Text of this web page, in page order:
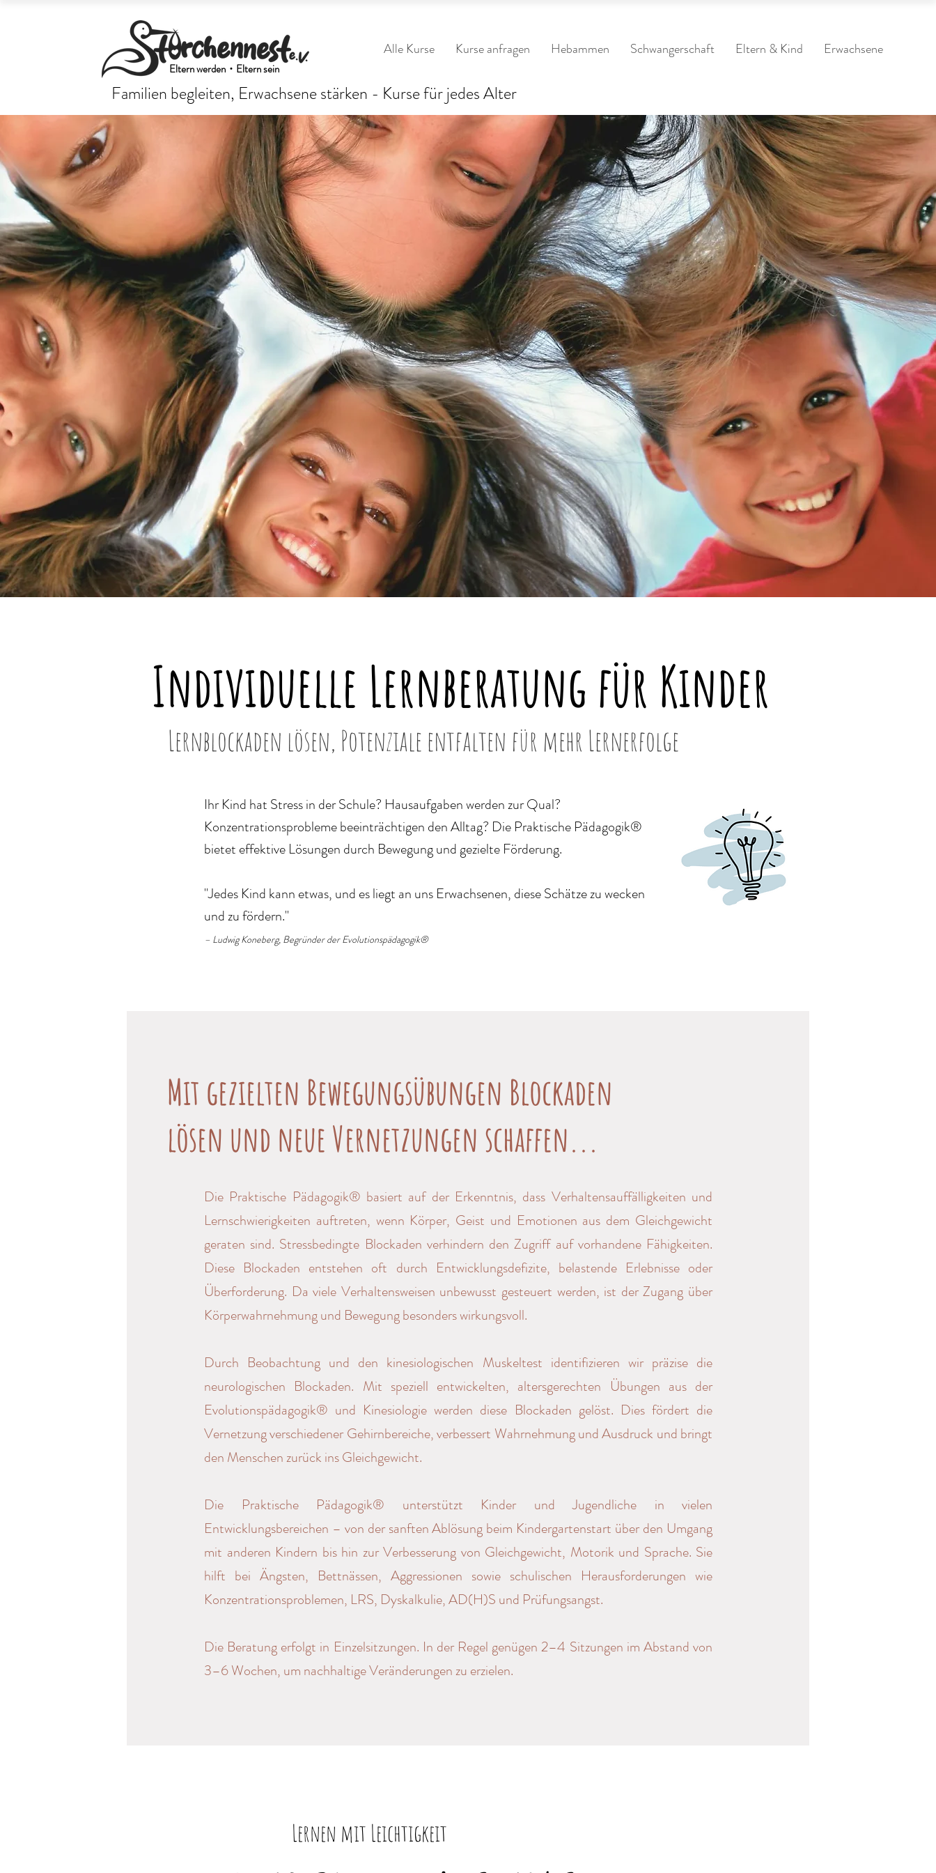
Eltern werden・Eltern sein
Alle Kurse Kurse anfragen Hebammen Schwangerschaft Eltern & Kind Erwachsene
Familien begleiten, Erwachsene stärken - Kurse für jedes Alter
Individuelle Lernberatung für Kinder
Lernblockaden lösen, Potenziale entfalten für mehr Lernerfolge
Ihr Kind hat Stress in der Schule? Hausaufgaben werden zur Qual?
Konzentrationsprobleme beeinträchtigen den Alltag? Die Praktische Pädagogik®
bietet effektive Lösungen durch Bewegung und gezielte Förderung.
"Jedes Kind kann etwas, und es liegt an uns Erwachsenen, diese Schätze zu wecken
und zu fördern."
– Ludwig Koneberg, Begründer der Evolutionspädagogik®
Mit gezielten Bewegungsübungen Blockaden
lösen und neue Vernetzungen schaffen...
Die Praktische Pädagogik® basiert auf der Erkenntnis, dass Verhaltensauffälligkeiten und
Lernschwierigkeiten auftreten, wenn Körper, Geist und Emotionen aus dem Gleichgewicht
geraten sind. Stressbedingte Blockaden verhindern den Zugriff auf vorhandene Fähigkeiten.
Diese Blockaden entstehen oft durch Entwicklungsdefizite, belastende Erlebnisse oder
Überforderung. Da viele Verhaltensweisen unbewusst gesteuert werden, ist der Zugang über
Körperwahrnehmung und Bewegung besonders wirkungsvoll.
Durch Beobachtung und den kinesiologischen Muskeltest identifizieren wir präzise die
neurologischen Blockaden. Mit speziell entwickelten, altersgerechten Übungen aus der
Evolutionspädagogik® und Kinesiologie werden diese Blockaden gelöst. Dies fördert die
Vernetzung verschiedener Gehirnbereiche, verbessert Wahrnehmung und Ausdruck und bringt
den Menschen zurück ins Gleichgewicht.
​Die Praktische Pädagogik® unterstützt Kinder und Jugendliche in vielen
Entwicklungsbereichen – von der sanften Ablösung beim Kindergartenstart über den Umgang
mit anderen Kindern bis hin zur Verbesserung von Gleichgewicht, Motorik und Sprache. Sie
hilft bei Ängsten, Bettnässen, Aggressionen sowie schulischen Herausforderungen wie
Konzentrationsproblemen, LRS, Dyskalkulie, AD(H)S und Prüfungsangst.
Die Beratung erfolgt in Einzelsitzungen. In der Regel genügen 2–4 Sitzungen im Abstand von
3–6 Wochen, um nachhaltige Veränderungen zu erzielen.
Lernen mit Leichtigkeit